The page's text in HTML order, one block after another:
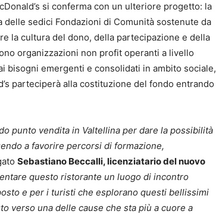
si conferma con un ulteriore progetto: la
delle sedici Fondazioni di Comunità sostenute da
la cultura del dono, della partecipazione e della
organizzazioni non profit operanti a livello
bisogni emergenti e consolidati in ambito sociale,
parteciperà alla costituzione del fondo entrando
punto vendita in Valtellina per dare la possibilità
a favorire percorsi di formazione,
Sebastiano Beccalli, licenziatario del nuovo
questo ristorante un luogo di incontro
e per i turisti che esplorano questi bellissimi
verso una delle cause che sta più a cuore a